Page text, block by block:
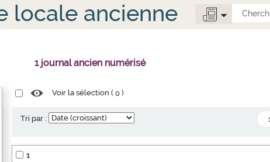
locale ancienne
1 journal ancien numérisé
Voir la sélection (0 )
Tri par :
1